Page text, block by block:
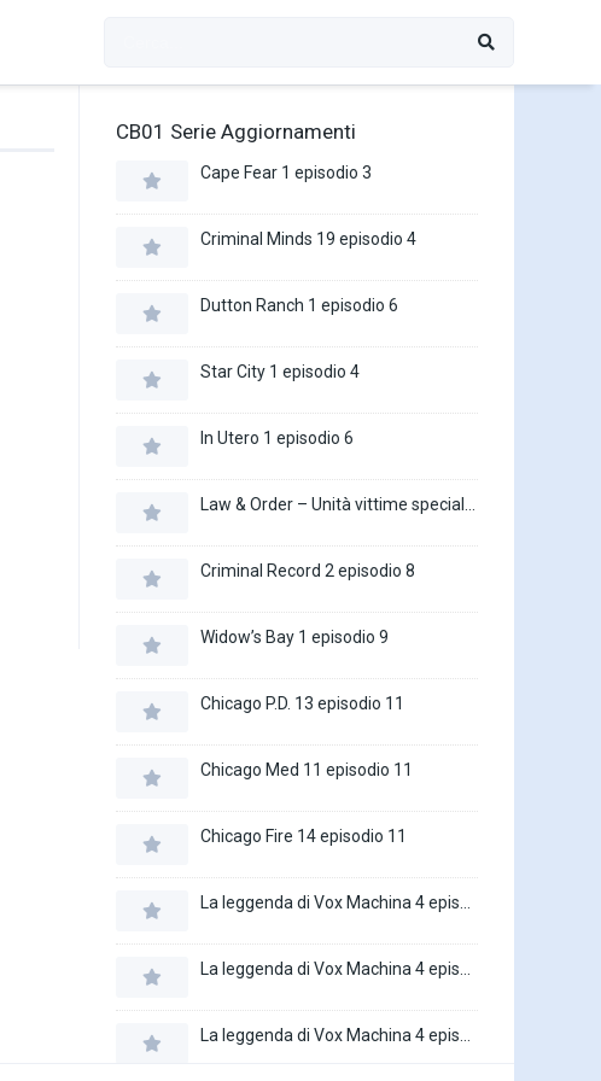
CB01 Serie Aggiornamenti
Cape Fear 1 episodio 3
Criminal Minds 19 episodio 4
Dutton Ranch 1 episodio 6
Star City 1 episodio 4
In Utero 1 episodio 6
Criminal Record 2 episodio 8
Widow’s Bay 1 episodio 9
Chicago P.D. 13 episodio 11
Chicago Med 11 episodio 11
Chicago Fire 14 episodio 11